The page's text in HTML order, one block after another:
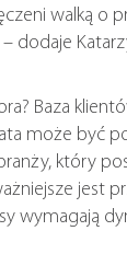
walką o
dodaje
Baza
może być
który
wymagają